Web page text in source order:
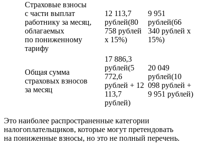
Страховые взносы
с части выплат
работнику за месяц,
облагаемых
по пониженному
тарифу
12 113,7
рублей(80
758 рублей
x 15%)
9 951
рублей(66
340 рублей x
15%)
Общая сумма
страховых взносов
за месяц
17 886,3
рублей(5
772,6
рублей + 12
113,7
рублей)
20 049
рублей(10
098 рублей +
9 951 рублей)
Это наиболее распространенные категории
налогоплательщиков, которые могут претендовать
на пониженные взносы, но это не полный перечень.